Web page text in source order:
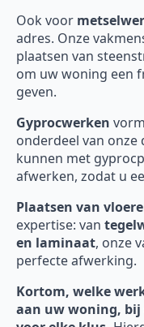
Ook voor
adres. Onze
plaatsen van
om uw woning een
geven.
Gyprocwerken
onderdeel van onze
kunnen met
afwerken, zodat u
Plaatsen van
expertise: van
en laminaat, onze
perfecte afwerking.
Kortom, welke
aan uw woning,